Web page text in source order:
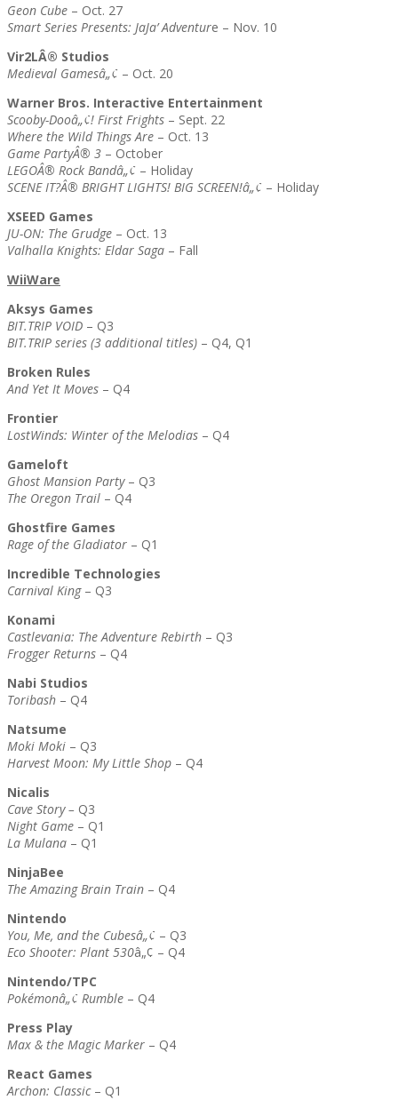
Geon Cube – Oct. 27
Smart Series Presents: JaJa’ Adventure – Nov. 10
Vir2LÂ® Studios
Medieval Gamesâ„¢ – Oct. 20
Warner Bros. Interactive Entertainment
Scooby-Dooâ„¢! First Frights – Sept. 22
Where the Wild Things Are – Oct. 13
Game PartyÂ® 3 – October
LEGOÂ® Rock Bandâ„¢ – Holiday
SCENE IT?Â® BRIGHT LIGHTS! BIG SCREEN!â„¢ – Holiday
XSEED Games
JU-ON: The Grudge – Oct. 13
Valhalla Knights: Eldar Saga – Fall
WiiWare
Aksys Games
BIT.TRIP VOID – Q3
BIT.TRIP series (3 additional titles) – Q4, Q1
Broken Rules
And Yet It Moves – Q4
Frontier
LostWinds: Winter of the Melodias – Q4
Gameloft
Ghost Mansion Party– Q3
The Oregon Trail – Q4
Ghostfire Games
Rage of the Gladiator – Q1
Incredible Technologies
Carnival King– Q3
Konami
Castlevania: The Adventure Rebirth – Q3
Frogger Returns – Q4
Nabi Studios
Toribash – Q4
Natsume
Moki Moki – Q3
Harvest Moon: My Little Shop – Q4
Nicalis
Cave Story – Q3
Night Game – Q1
La Mulana – Q1
NinjaBee
The Amazing Brain Train – Q4
Nintendo
You, Me, and the Cubesâ„¢ – Q3
Eco Shooter: Plant 530â„¢ – Q4
Nintendo/TPC
Pokémonâ„¢ Rumble – Q4
Press Play
Max & the Magic Marker – Q4
React Games
Archon: Classic– Q1